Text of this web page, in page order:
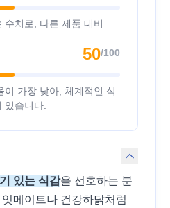
수치로, 다른 제품 대비
50/100
이 가장 낮아, 체계적인 식
있습니다.
있는 식감을 선호하는 분
메이트나 건강하닭처럼